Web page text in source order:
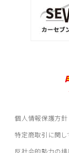
個人情報保護方針
特定商取引に関し